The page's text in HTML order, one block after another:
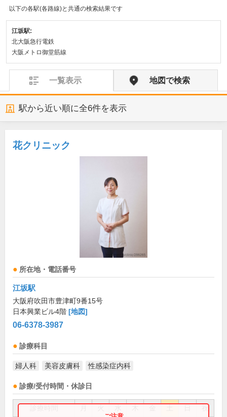
以下の各駅(各路線)と共通の検索結果です
江坂駅:
北大阪急行電鉄
大阪メトロ御堂筋線
一覧表示 地図で検索
駅から近い順に全6件を表示
花クリニック
所在地・電話番号
江坂駅
大阪府吹田市豊津町9番15号
日本興業ビル4階 [地図]
06-6378-3987
診療科目
婦人科 美容皮膚科 性感染症内科
診療/受付時間・休診日
祝